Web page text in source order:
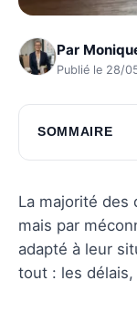
Par
Publié le 28/
SOMMAIRE
Panorama
Analyse des
Questions
La majorité des
mais par
adapté à leur
tout : les